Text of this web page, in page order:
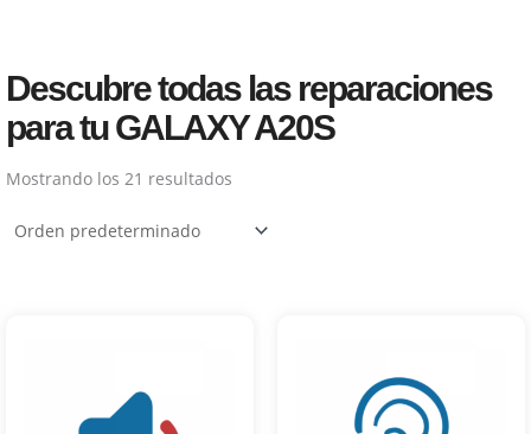
Descubre todas las reparaciones
para tu GALAXY A20S
Mostrando los 21 resultados